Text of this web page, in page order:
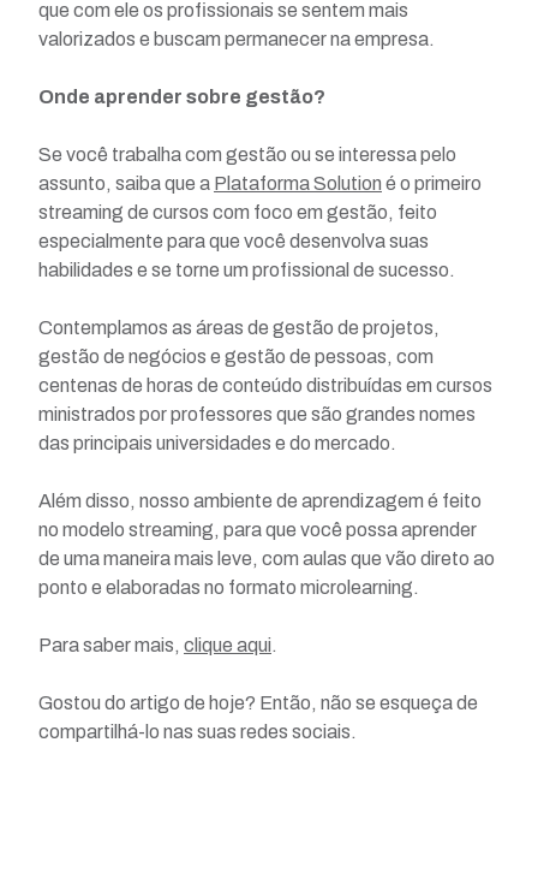
que com ele os profissionais se sentem mais
valorizados e buscam permanecer na empresa.
Onde aprender sobre gestão?
Se você trabalha com gestão ou se interessa pelo
assunto, saiba que a Plataforma Solution é o primeiro
streaming de cursos com foco em gestão, feito
especialmente para que você desenvolva suas
habilidades e se torne um profissional de sucesso.
Contemplamos as áreas de gestão de projetos,
gestão de negócios e gestão de pessoas, com
centenas de horas de conteúdo distribuídas em cursos
ministrados por professores que são grandes nomes
das principais universidades e do mercado.
Além disso, nosso ambiente de aprendizagem é feito
no modelo streaming, para que você possa aprender
de uma maneira mais leve, com aulas que vão direto ao
ponto e elaboradas no formato microlearning.
Para saber mais, clique aqui.
Gostou do artigo de hoje? Então, não se esqueça de
compartilhá-lo nas suas redes sociais.